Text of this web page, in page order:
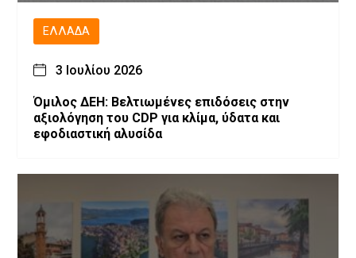
ΕΛΛΆΔΑ
3 Ιουλίου 2026
Όμιλος ΔΕΗ: Βελτιωμένες επιδόσεις στην
αξιολόγηση του CDP για κλίμα, ύδατα και
εφοδιαστική αλυσίδα